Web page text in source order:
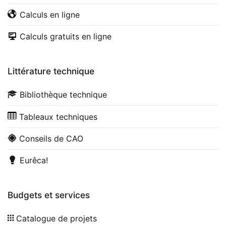
Calculs en ligne
Calculs gratuits en ligne
Littérature technique
Bibliothèque technique
Tableaux techniques
Conseils de CAO
Eurêca!
Budgets et services
Catalogue de projets